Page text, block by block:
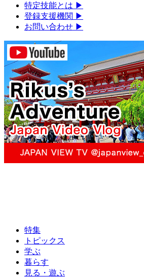
特定技能とは ▶︎
登録支援機関 ▶︎
お問い合わせ ▶︎
特集
トピックス
学ぶ
暮らす
見る・遊ぶ